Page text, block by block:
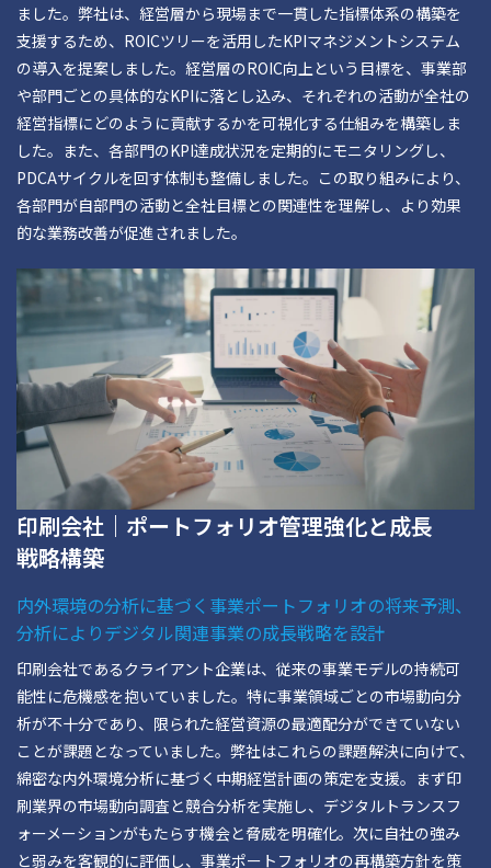
ました。弊社は、経営層から現場まで一貫した指標体系の構築を
支援するため、ROICツリーを活用したKPIマネジメントシステム
の導入を提案しました。経営層のROIC向上という目標を、事業部
や部門ごとの具体的なKPIに落とし込み、それぞれの活動が全社の
経営指標にどのように貢献するかを可視化する仕組みを構築しま
した。また、各部門のKPI達成状況を定期的にモニタリングし、
PDCAサイクルを回す体制も整備しました。この取り組みにより、
各部門が自部門の活動と全社目標との関連性を理解し、より効果
的な業務改善が促進されました。
印刷会社｜ポートフォリオ管理強化と成長
戦略構築
内外環境の分析に基づく事業ポートフォリオの将来予測、
分析によりデジタル関連事業の成長戦略を設計
印刷会社であるクライアント企業は、従来の事業モデルの持続可
能性に危機感を抱いていました。特に事業領域ごとの市場動向分
析が不十分であり、限られた経営資源の最適配分ができていない
ことが課題となっていました。弊社はこれらの課題解決に向けて、
綿密な内外環境分析に基づく中期経営計画の策定を支援。まず印
刷業界の市場動向調査と競合分析を実施し、デジタルトランスフ
ォーメーションがもたらす機会と脅威を明確化。次に自社の強み
と弱みを客観的に評価し、事業ポートフォリオの再構築方針を策